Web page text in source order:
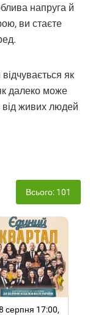
напруга й
ви стаєте
як
далеко може
від живих людей
Всього: 101
серпня 17:00,